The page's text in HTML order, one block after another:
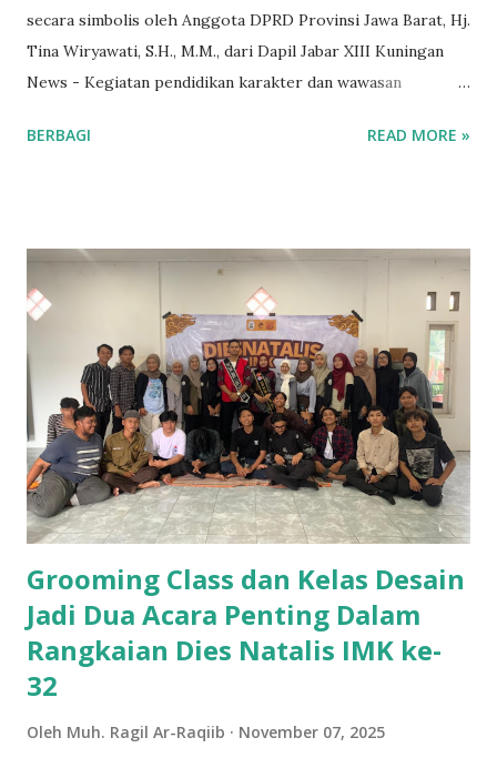
secara simbolis oleh Anggota DPRD Provinsi Jawa Barat, Hj.
Tina Wiryawati, S.H., M.M., dari Dapil Jabar XIII Kuningan
News - Kegiatan pendidikan karakter dan wawasan
Politik (Bakesbangpol) bekerja sama dengan Anggota DPRD
selama tiga hari, dari tanggal 25 hingga 27 November 2025.
Hari ini Selasa (25/11/2025), merupakan hari pertama
sekaligus grand opening untuk kegiatan tersebut, yang
dihadiri oleh sejumlah tokoh penting. Di antaranya adalah
Hj. Tina Wiryawati, Kepala Bakesbangpol Jawa Barat, Drs.
Wahyu Mijaya, S.H., M.Si., dan Kabid Ideologi dan Wawasan
Kebangsaan, R. Roni Sukmayapanji K., S.H., M.Si. Selain itu,
acara ini juga dihadiri oleh audiens dari berbagai elemen
masyarakat, termasuk mahasisw...
BERBAGI READ MORE »
Grooming Class dan Kelas Desain
Jadi Dua Acara Penting Dalam
Rangkaian Dies Natalis IMK ke-
32
Oleh Muh. Ragil Ar-Raqiib November 07, 2025